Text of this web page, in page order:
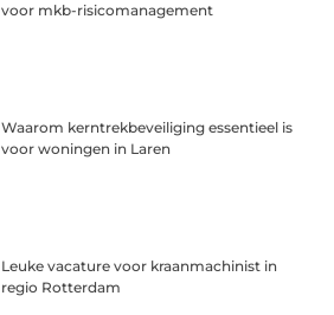
voor mkb-risicomanagement
Waarom kerntrekbeveiliging essentieel is
voor woningen in Laren
Leuke vacature voor kraanmachinist in
regio Rotterdam